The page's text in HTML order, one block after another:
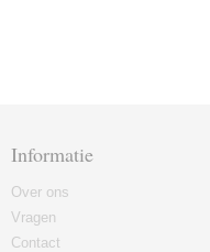
Informatie
Over ons
Vragen
Contact